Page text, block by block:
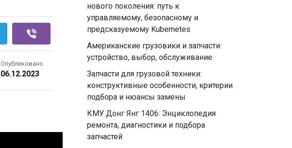
Опубликовано
06.12.2023
нового поколения: путь к
управляемому, безопасному и
предсказуемому Kubernetes
Американские грузовики и запчасти:
устройство, выбор, обслуживание
Запчасти для грузовой техники:
конструктивные особенности, критерии
подбора и нюансы замены
КМУ Донг Янг 1406: Энциклопедия
ремонта, диагностики и подбора
запчастей